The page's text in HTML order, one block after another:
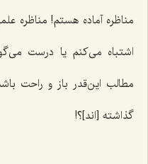
مناظره آ‌ماده هستم! مناظره
اشتباه می‌کنم یا درست
مطالب این‌قدر باز و راحت
گذاشته [اند]؟!